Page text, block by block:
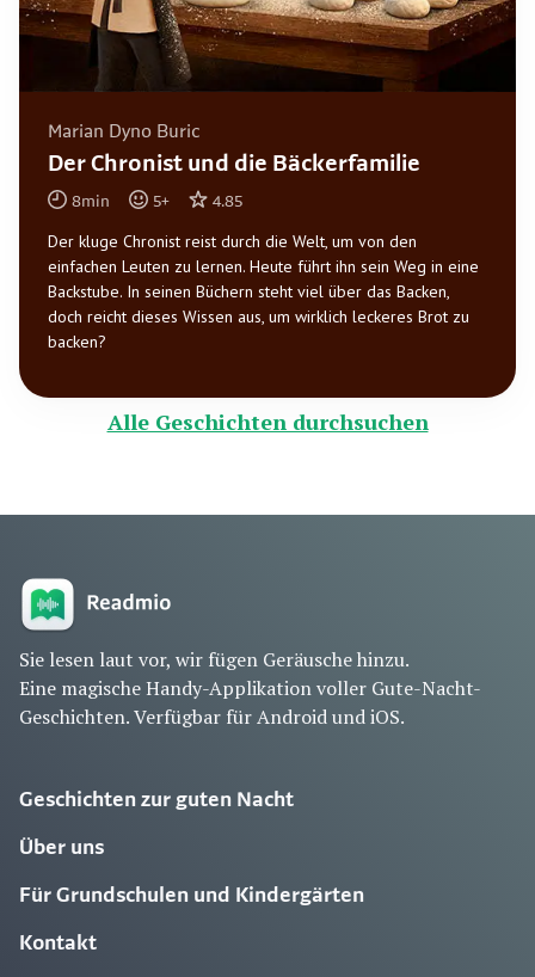
Marian Dyno Buric
Der Chronist und die Bäckerfamilie
8min 5+ 4.85
Der kluge Chronist reist durch die Welt, um von den
einfachen Leuten zu lernen. Heute führt ihn sein Weg in eine
Backstube. In seinen Büchern steht viel über das Backen,
doch reicht dieses Wissen aus, um wirklich leckeres Brot zu
backen?
Alle Geschichten durchsuchen
Sie lesen laut vor, wir fügen Geräusche hinzu.
Eine magische Handy-Applikation voller Gute-Nacht-
Geschichten. Verfügbar für Android und iOS.
Geschichten zur guten Nacht
Über uns
Für Grundschulen und Kindergärten
Kontakt